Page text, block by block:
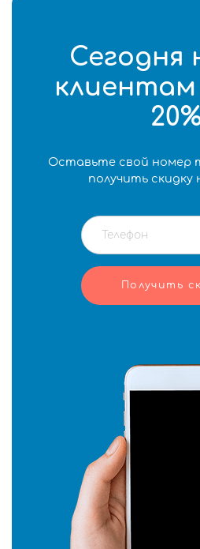
Сегодня
клиентам
Оставьте свой номер
получить